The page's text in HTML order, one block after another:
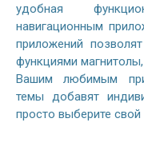
удобная
навигационным
приложений
функциями
Вашим любимым
темы добавят
просто выберите свой